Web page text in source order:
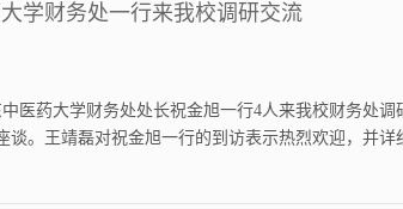
学财务处一行来我校调研交流
医药大学财务处处长祝金旭一行4人来我校财务处
谈。王靖磊对祝金旭一行的到访表示热烈欢迎，并